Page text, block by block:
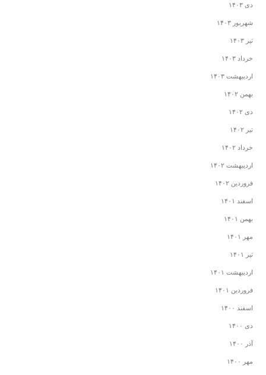
دی ۱۴۰۳
شهریور ۱۴۰۳
تیر ۱۴۰۳
خرداد ۱۴۰۳
اردیبهشت ۱۴۰۳
بهمن ۱۴۰۲
دی ۱۴۰۲
تیر ۱۴۰۲
خرداد ۱۴۰۲
اردیبهشت ۱۴۰۲
فروردین ۱۴۰۲
اسفند ۱۴۰۱
بهمن ۱۴۰۱
مهر ۱۴۰۱
تیر ۱۴۰۱
اردیبهشت ۱۴۰۱
فروردین ۱۴۰۱
اسفند ۱۴۰۰
دی ۱۴۰۰
آذر ۱۴۰۰
مهر ۱۴۰۰